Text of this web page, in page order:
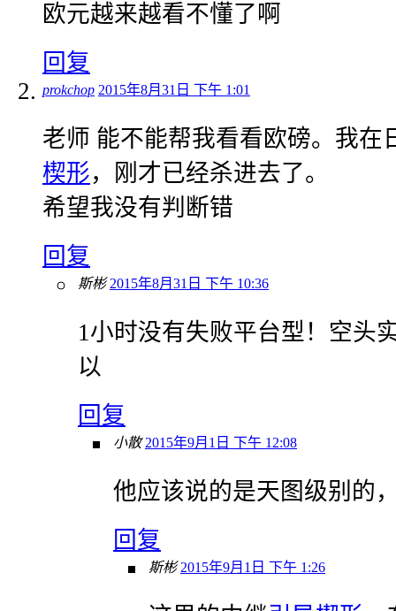
欧元越来越看不懂了啊
回复
prokchop 2015年8月31日 下午 1:01
老师 能不能帮我看看欧磅。我在
楔形，刚才已经杀进去了。
希望我没有判断错
回复
斯彬 2015年8月31日 下午 10:36
1小时没有失败平台型！空头
以
回复
小散 2015年9月1日 下午 12:08
他应该说的是天图级别的
回复
斯彬 2015年9月1日 下午 1:26